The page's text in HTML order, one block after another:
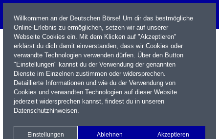
Name / WKN / ISIN / Kürzel
Xetra Realtime
Watchlist Portfolio Login
Willkommen an der Deutschen Börse! Um dir das bestmögliche
Online-Erlebnis zu ermöglichen, setzen wir auf unserer
Webseite Cookies ein. Mit dem Klicken auf "Akzeptieren"
erklärst du dich damit einverstanden, dass wir Cookies oder
verwandte Technologien verwenden dürfen. Über den Button
"Einstellungen" kannst du der Verwendung der genannten
Dienste im Einzelnen zustimmen oder widersprechen.
Detaillierte Informationen und wie du der Verwendung von
Cookies und verwandten Technologien auf dieser Website
jederzeit widersprechen kannst, findest du in unseren
Datenschutzhinweisen.
Einstellungen Ablehnen Akzeptieren